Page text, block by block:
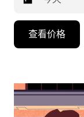
向
头
查看价格